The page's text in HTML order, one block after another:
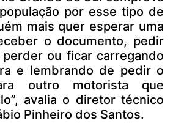
por esse tipo de
mais quer esperar uma
o documento, pedir
ou ficar carregando
e lembrando de pedir o
outro motorista que
avalia o diretor técnico
Pinheiro dos Santos.